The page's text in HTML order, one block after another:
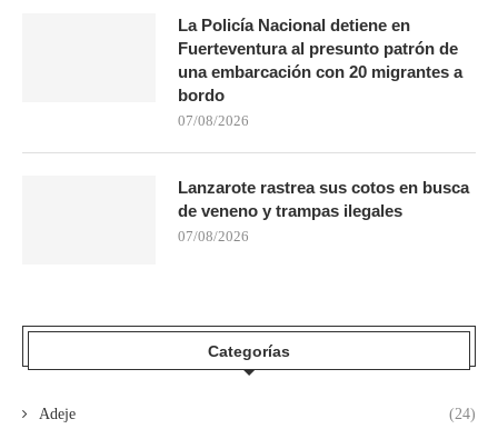
La Policía Nacional detiene en
Fuerteventura al presunto patrón de
una embarcación con 20 migrantes a
bordo
07/08/2026
Lanzarote rastrea sus cotos en busca
de veneno y trampas ilegales
07/08/2026
Categorías
Adeje (24)